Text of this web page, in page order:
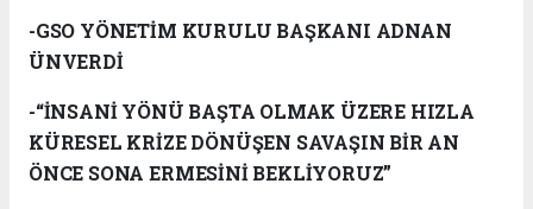
-GSO YÖNETİM KURULU BAŞKANI ADNAN
ÜNVERDİ
-“İNSANİ YÖNÜ BAŞTA OLMAK ÜZERE HIZLA
KÜRESEL KRİZE DÖNÜŞEN SAVAŞIN BİR AN
ÖNCE SONA ERMESİNİ BEKLİYORUZ”